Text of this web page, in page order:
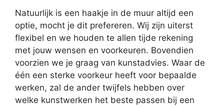
Natuurlijk is een haakje in de muur altijd een
optie, mocht je dit prefereren. Wij zijn uiterst
flexibel en we houden te allen tijde rekening
met jouw wensen en voorkeuren. Bovendien
voorzien we je graag van kunstadvies. Waar de
één een sterke voorkeur heeft voor bepaalde
werken, zal de ander twijfels hebben over
welke kunstwerken het beste passen bij een